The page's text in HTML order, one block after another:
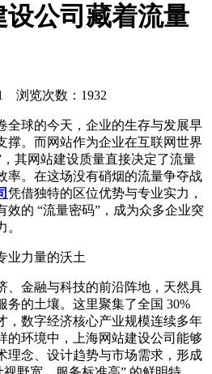
公司藏着流量
浏览次数：1932
全球的今天，企业的生存与发展早
撑。而网站作为企业在互联网世界
，其网站建设质量直接决定了流量
率。在这场没有硝烟的流量争夺战
凭借独特的区位优势与专业实力，
效的 “流量密码”，成为众多企业突
业力量的沃土
、金融与科技的前沿阵地，天然具
务的土壤。这里聚集了全国 30%
，数字经济核心产业规模连续多年
的环境中，上海网站建设公司能够
理念、设计趋势与市场需求，形成